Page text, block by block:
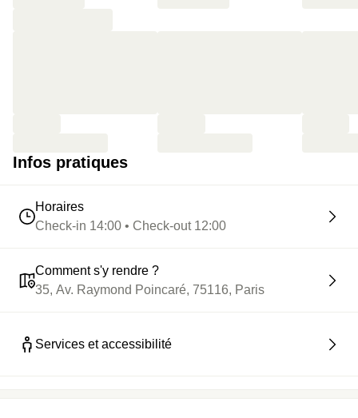
Infos pratiques
Horaires
Check-in 14:00 • Check-out 12:00
Comment s'y rendre ?
35, Av. Raymond Poincaré, 75116, Paris
Services et accessibilité